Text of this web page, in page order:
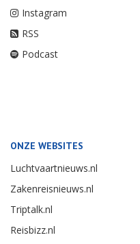
Instagram
RSS
Podcast
ONZE WEBSITES
Luchtvaartnieuws.nl
Zakenreisnieuws.nl
Triptalk.nl
Reisbizz.nl